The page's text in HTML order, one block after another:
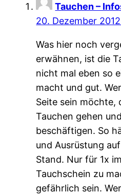
Tauchen –
20. Dezember
Was hier noch
erwähnen, ist die
nicht mal eben so
macht und gut.
Seite sein möchte,
Tauchen gehen
beschäftigen. So
und Ausrüstung
Stand. Nur für 1x
Tauchschein zu
gefährlich sein.